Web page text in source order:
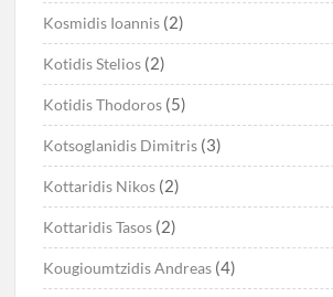
Kosmidis Ioannis (2)
Kotidis Stelios (2)
Kotidis Thodoros (5)
Kotsoglanidis Dimitris (3)
Kottaridis Nikos (2)
Kottaridis Tasos (2)
Kougioumtzidis Andreas (4)